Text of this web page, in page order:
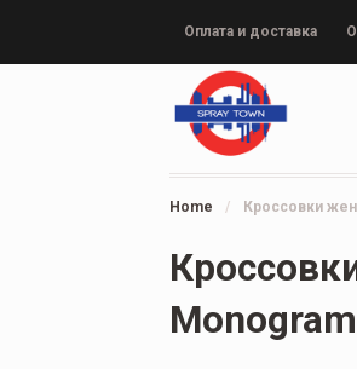
Оплата и доставка
Home / Кроссовки